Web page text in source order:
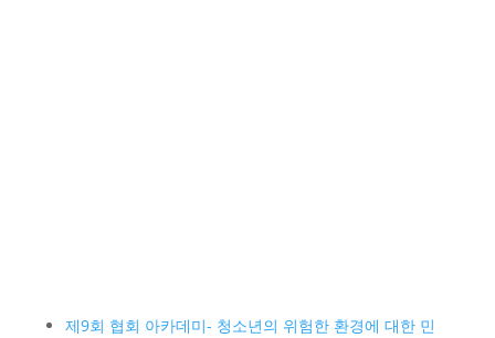
제9회 협회 아카데미- 청소년의 위험한 환경에 대한 민